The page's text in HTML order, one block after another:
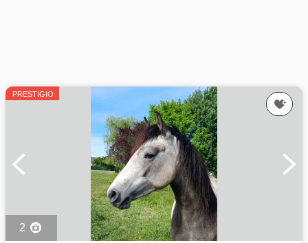
PRESTIGIO
2